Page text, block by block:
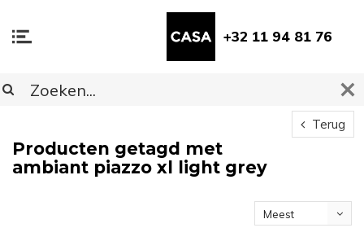
+32 11 94 81 76
Terug
Producten getagd met
ambiant piazzo xl light grey
Meest